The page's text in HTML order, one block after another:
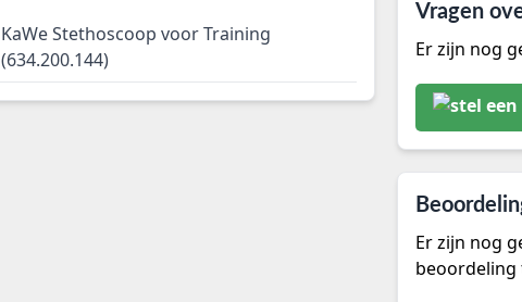
KaWe Stethoscoop voor Training
(634.200.144)
Vragen
Er zijn nog
Er zijn nog
beoordeling